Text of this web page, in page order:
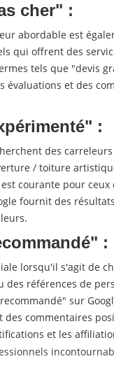
cher" :
abordable est
qui offrent des
tels que "devis
évaluations et des
:
des
/ toiture
courante pour
fournit des
:
lorsqu'il s'agit de
des références de
sur
des commentaires
et les